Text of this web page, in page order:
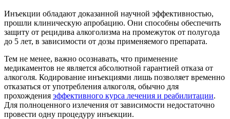
Инъекции обладают доказанной научной эффективностью,
прошли клиническую апробацию. Они способны обеспечить
защиту от рецидива алкоголизма на промежуток от полугода
до 5 лет, в зависимости от дозы применяемого препарата.
Тем не менее, важно осознавать, что применение
медикаментов не является абсолютной гарантией отказа от
алкоголя. Кодирование инъекциями лишь позволяет временно
отказаться от употребления алкоголя, обычно для
прохождения эффективного курса лечения и реабилитации.
Для полноценного излечения от зависимости недостаточно
провести одну процедуру инъекции.